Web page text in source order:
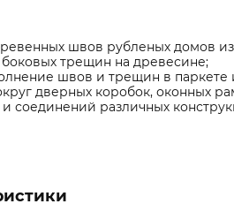
швов рубленых домов
трещин на древесине;
швов и трещин в паркете
дверных коробок, оконных
соединений различных